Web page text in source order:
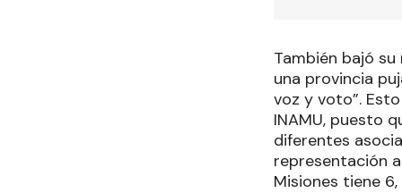
También bajó
una provincia
voz y voto”.
INAMU, puesto
diferentes
representación
Misiones tiene